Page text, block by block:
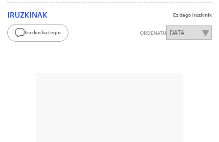
IRUZKINAK Ez dago iruzkinik
Iruzkin bat egin ORDENATU